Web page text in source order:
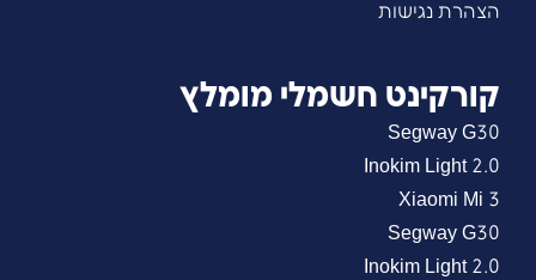
הצהרת נגישות
קורקינט חשמלי מומלץ
Segway G30
Inokim Light 2.0
Xiaomi Mi 3
Segway G30
Inokim Light 2.0